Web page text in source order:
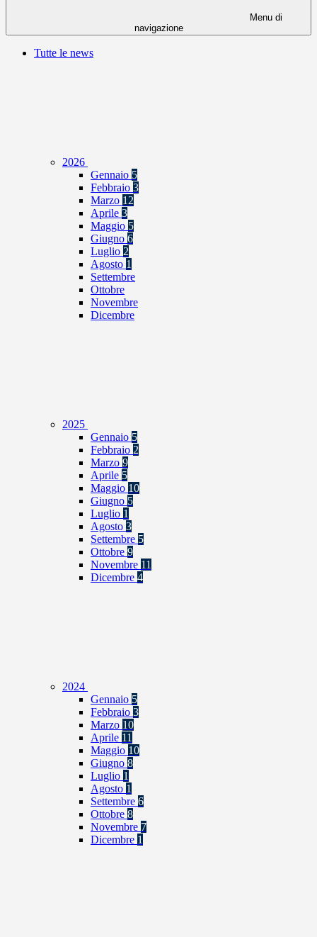
Menu di
navigazione
Tutte le news
2026
Gennaio 5
Febbraio 3
Marzo 12
Aprile 3
Maggio 5
Giugno 6
Luglio 2
Agosto 1
Settembre
Ottobre
Novembre
Dicembre
2025
Gennaio 5
Febbraio 2
Marzo 9
Aprile 5
Maggio 10
Giugno 5
Luglio 1
Agosto 3
Settembre 5
Ottobre 9
Novembre 11
Dicembre 4
2024
Gennaio 5
Febbraio 3
Marzo 10
Aprile 11
Maggio 10
Giugno 8
Luglio 1
Agosto 1
Settembre 6
Ottobre 8
Novembre 7
Dicembre 1